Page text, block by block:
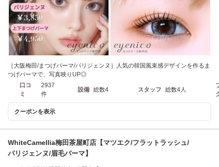
［大阪梅田/まつげパーマ/パリジェンヌ］人気の韓国風束感デザインを作るま
つげパーマで、写真映りUP◎
口コ
ミ
2937
件
設備 総数4 スタッフ 総数4人
クーポンを表示
WhiteCamellia梅田茶屋町店【マツエク/フラットラッシュ/
パリジェンヌ/眉毛パーマ】